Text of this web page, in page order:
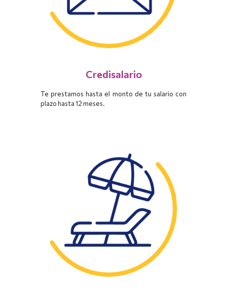
Credisalario
Te prestamos hasta el monto de tu salario con
plazo hasta 12 meses.